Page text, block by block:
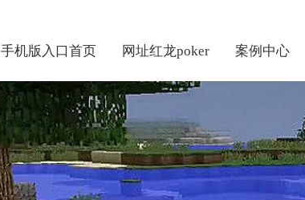
手机版入口首页 网址红龙poker 案例中心